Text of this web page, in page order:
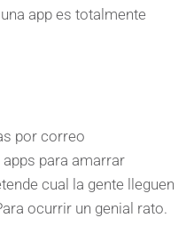
app es totalmente
para amarrar
cual la gente lleguen
ocurrir un genial rato.